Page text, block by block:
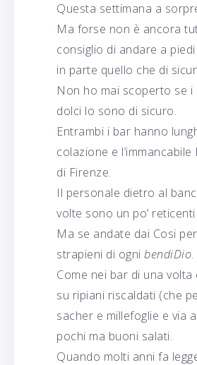
Questa settimana a
Ma forse non è ancora
consiglio di andare a
in parte quello che di
Non ho mai scoperto se
dolci lo sono di sicuro.
Entrambi i bar hanno
colazione e
di Firenze.
Il personale dietro al
volte sono un po’
Ma se andate dai Cosi
strapieni di ogni bendiDio.
Come nei bar di una
su ripiani riscaldati (che
sacher e millefoglie e via
pochi ma buoni salati.
Quando molti anni fa